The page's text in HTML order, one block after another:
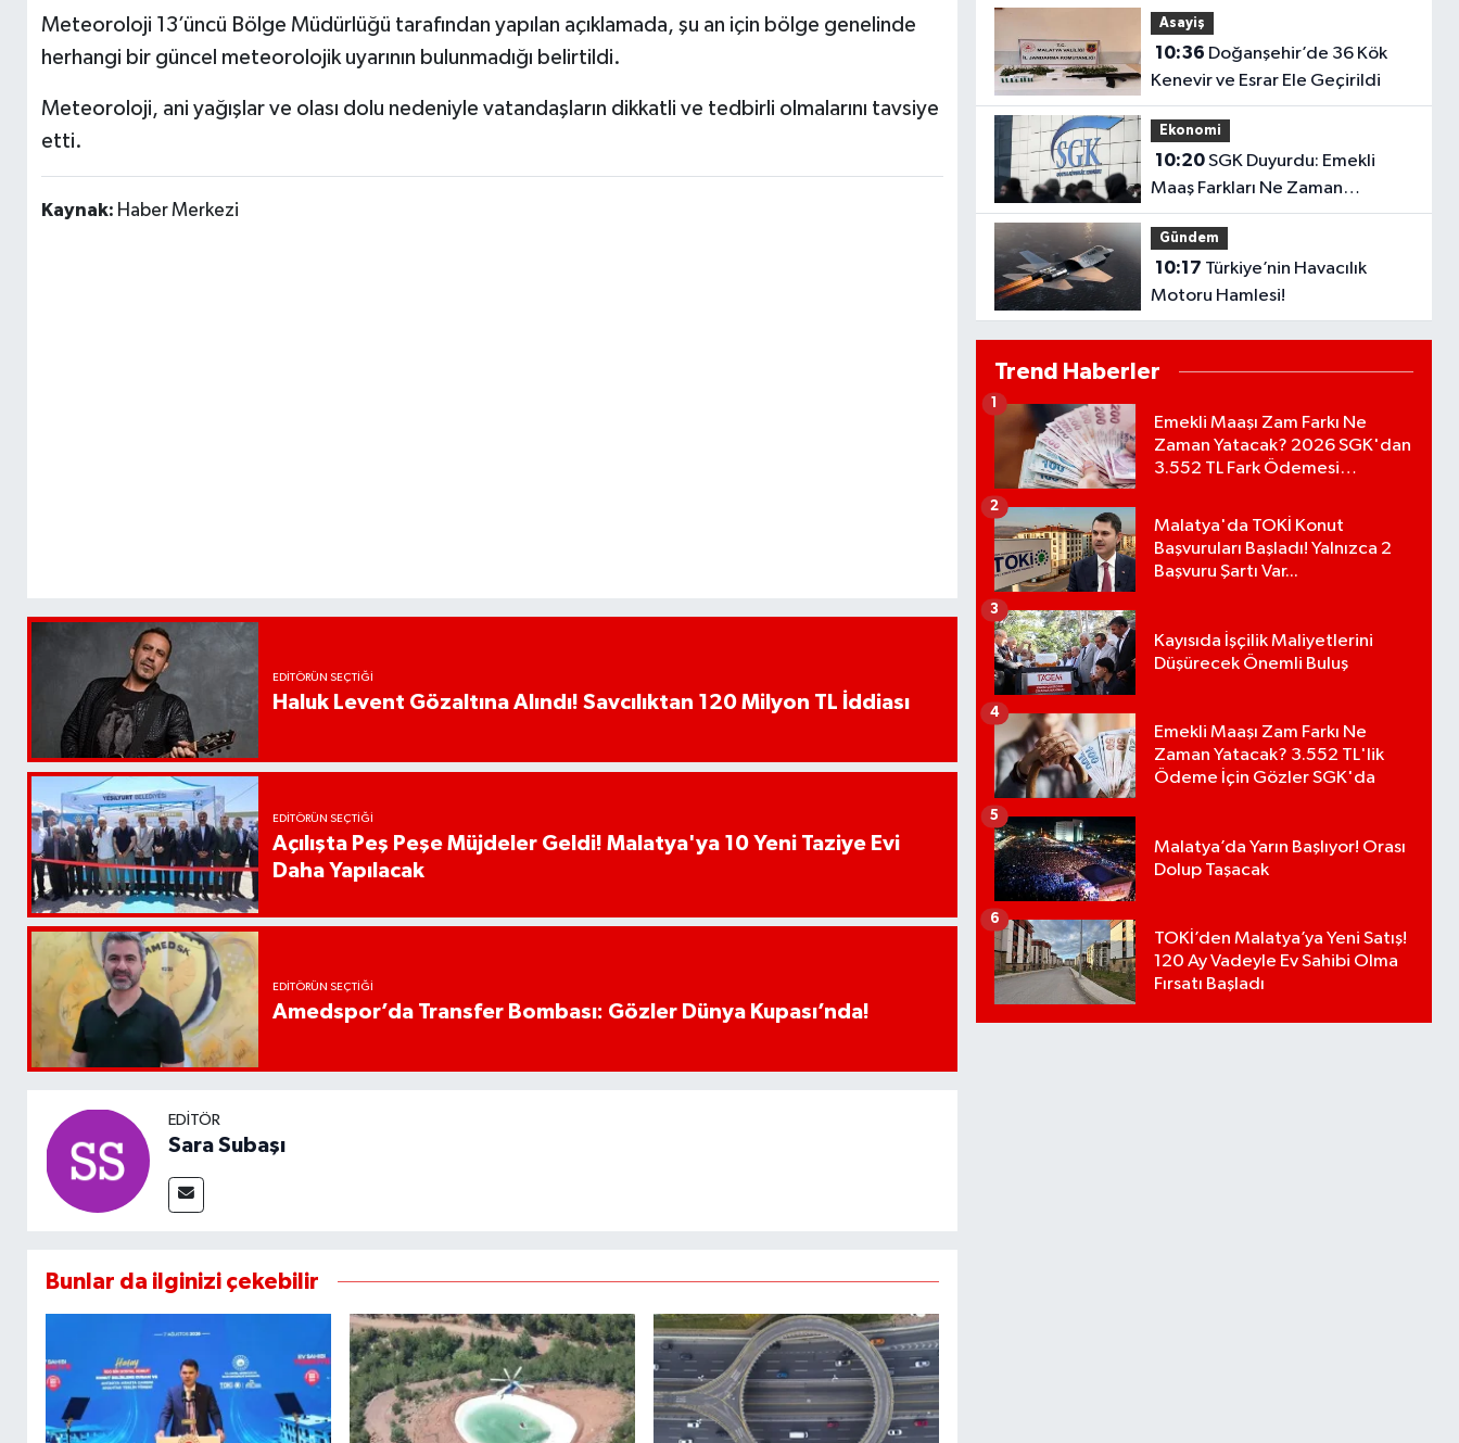
Meteoroloji 13’üncü Bölge Müdürlüğü tarafından yapılan açıklamada, şu an için bölge genelinde
herhangi bir güncel meteorolojik uyarının bulunmadığı belirtildi.
Meteoroloji, ani yağışlar ve olası dolu nedeniyle vatandaşların dikkatli ve tedbirli olmalarını tavsiye
etti.
Kaynak: Haber Merkezi
EDITÖRÜN SEÇTIĞI
Haluk Levent Gözaltına Alındı! Savcılıktan 120 Milyon TL İddiası
EDITÖRÜN SEÇTIĞI
Açılışta Peş Peşe Müjdeler Geldi! Malatya'ya 10 Yeni Taziye Evi
Daha Yapılacak
EDITÖRÜN SEÇTIĞI
Amedspor’da Transfer Bombası: Gözler Dünya Kupası’nda!
EDITÖR
Sara Subaşı
Bunlar da ilginizi çekebilir
Asayiş
10:36
Kenevir ve Esrar Ele Geçirildi
Ekonomi
10:20SGK Duyurdu: Emekli
Maaş Farkları Ne Zaman
Yatacak?
Gündem
10:17
Motoru Hamlesi!
Trend Haberler
Emekli Maaşı Zam Farkı Ne
Zaman Yatacak? 2026 SGK'dan
3.552 TL Fark Ödemesi
1
Malatya'da TOKİ Konut
Başvuruları Başladı! Yalnızca 2
Başvuru Şartı Var...
2
Kayısıda İşçilik Maliyetlerini
Düşürecek Önemli Buluş
3
Emekli Maaşı Zam Farkı Ne
Zaman Yatacak? 3.552 TL'lik
Ödeme İçin Gözler SGK'da
4
Malatya’da Yarın Başlıyor! Orası
Dolup Taşacak
5
TOKİ’den Malatya’ya Yeni Satış!
120 Ay Vadeyle Ev Sahibi Olma
Fırsatı Başladı
6